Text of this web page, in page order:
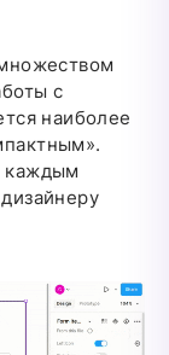
с
наиболее
каждым